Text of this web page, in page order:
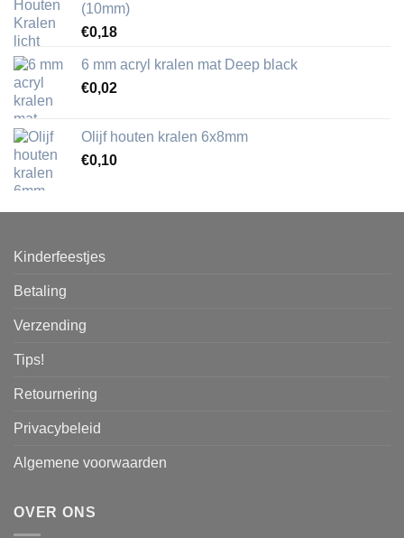
(10mm)
€0,18
6 mm acryl kralen mat Deep black
€0,02
Olijf houten kralen 6x8mm
€0,10
Kinderfeestjes
Betaling
Verzending
Tips!
Retournering
Privacybeleid
Algemene voorwaarden
OVER ONS